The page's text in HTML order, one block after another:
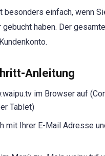
besonders einfach, wenn
haben. Der
Anleitung
im Browser auf
Tablet)
mit Ihrer E-Mail Adresse